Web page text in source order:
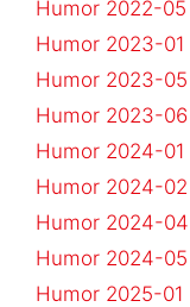
Humor 2022-05
Humor 2023-01
Humor 2023-05
Humor 2023-06
Humor 2024-01
Humor 2024-02
Humor 2024-04
Humor 2024-05
Humor 2025-01